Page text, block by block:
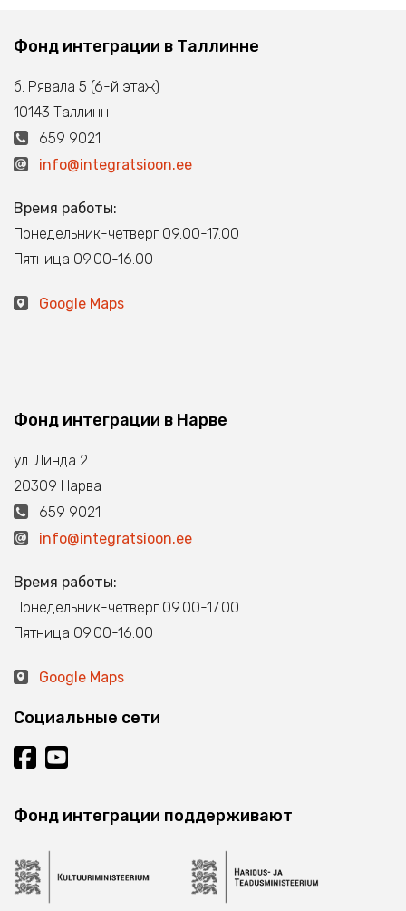
Фонд интеграции в Таллинне
б. Рявала 5 (6-й этаж)
10143 Таллинн
659 9021
info@integratsioon.ee
Время работы:
Понедельник-четверг 09.00-17.00
Пятница 09.00-16.00
Google Maps
Фонд интеграции в Нарве
ул. Линда 2
20309 Нарва
659 9021
info@integratsioon.ee
Время работы:
Понедельник-четверг 09.00-17.00
Пятница 09.00-16.00
Google Maps
Социальные сети
Фонд интеграции поддерживают